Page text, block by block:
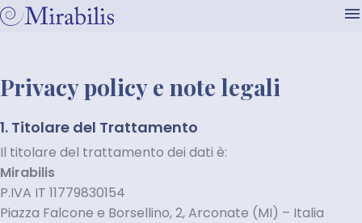
Privacy policy e note legali
1. Titolare del Trattamento
Il titolare del trattamento dei dati è:
Mirabilis
P.IVA IT 11779830154
Piazza Falcone e Borsellino, 2, Arconate (MI) – Italia